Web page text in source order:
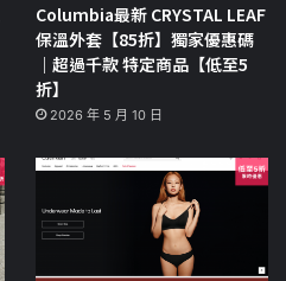
Columbia最新 CRYSTAL LEAF
保溫外套【85折】獨家優惠碼
｜超過千款 特定商品【低至5
折】
2026 年 5 月 10 日